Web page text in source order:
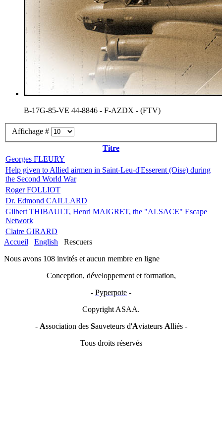
B-17G-85-VE 44-8846 - F-AZDX - (FTV)
Affichage #
Titre
Georges FLEURY
Help given to Allied airmen in Saint-Leu-d'Esserent (Oise) during
the Second World War
Roger FOLLIOT
Dr. Edmond CAILLARD
Gilbert THIBAULT, Henri MAIGRET, the "ALSACE" Escape
Network
Claire GIRARD
Accueil
English
Rescuers
Nous avons 108 invités et aucun membre en ligne
Conception, développement et formation,
- Pyperpote -
Copyright ASAA.
- Association des Sauveteurs d'Aviateurs Alliés -
Tous droits réservés